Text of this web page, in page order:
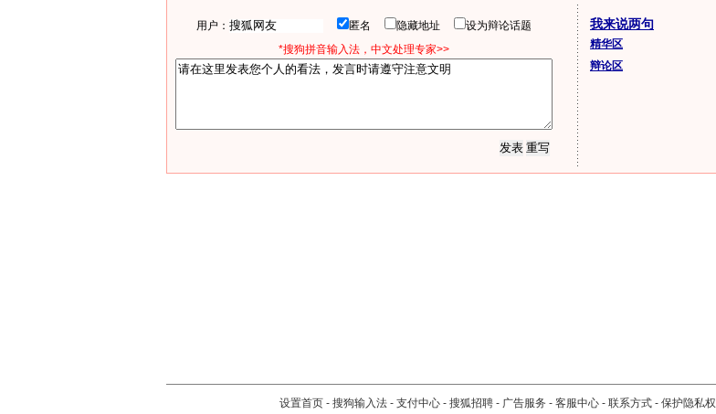
用户： 匿名 隐藏地址
设为辩论话题
*搜狗拼音输入法，中文处理专家>>
我来说两句
精华区
辩论区
设置首页 - 搜狗输入法 - 支付中心 - 搜狐招聘 - 广告服务 - 客服中心 - 联系方式 - 保护隐私权